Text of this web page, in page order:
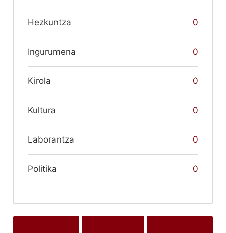
Hezkuntza 0
Ingurumena 0
Kirola 0
Kultura 0
Laborantza 0
Politika 0